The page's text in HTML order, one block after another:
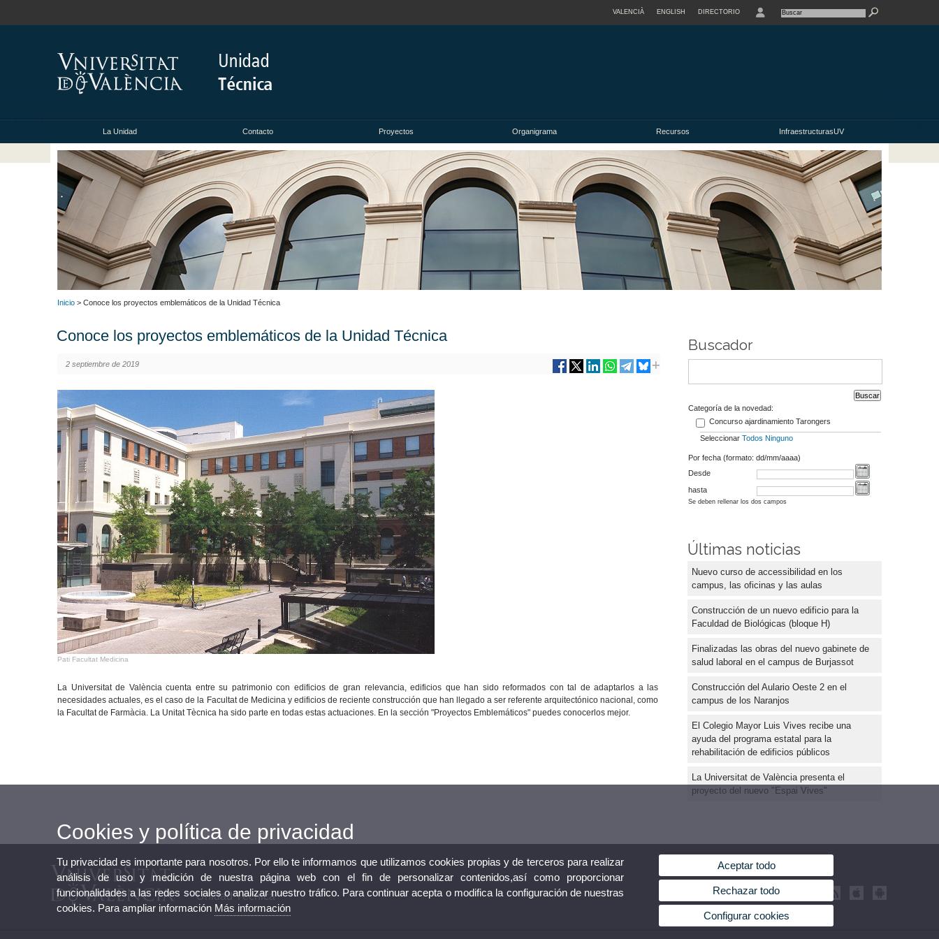
VALENCIÀ ENGLISH DIRECTORIO
La Unidad Contacto Proyectos Organigrama Recursos InfraestructurasUV
Inicio > Conoce los proyectos emblemáticos de la Unidad Técnica
Conoce los proyectos emblemáticos de la Unidad Técnica
2 septiembre de 2019
Pati Facultat Medicina
La Universitat de València cuenta entre su patrimonio con edificios de gran relevancia, edificios que han sido reformados con tal de adaptarlos a las
necesidades actuales, es el caso de la Facultat de Medicina y edificios de reciente construcción que han llegado a ser referente arquitectónico nacional, como
la Facultat de Farmàcia. La Unitat Tècnica ha sido parte en todas estas actuaciones. En la sección "Proyectos Emblemáticos" puedes conocerlos mejor.
Buscador
Categoría de la novedad:
Concurso ajardinamiento Tarongers
Seleccionar Todos Ninguno
Por fecha (formato: dd/mm/aaaa)
Desde
hasta
Se deben rellenar los dos campos
Últimas noticias
Nuevo curso de accessibilidad en los
campus, las oficinas y las aulas
Construcción de un nuevo edificio para la
Faculdad de Biológicas (bloque H)
Finalizadas las obras del nuevo gabinete de
salud laboral en el campus de Burjassot
Construcción del Aulario Oeste 2 en el
campus de los Naranjos
El Colegio Mayor Luis Vives recibe una
ayuda del programa estatal para la
rehabilitación de edificios públicos
La Universitat de València presenta el
proyecto del nuevo "Espai Vives"
Unidad Técnica
Cookies y política de privacidad
Tu privacidad es importante para nosotros. Por ello te informamos que utilizamos cookies propias y de terceros para realizar
análisis de uso y medición de nuestra página web con el fin de personalizar contenidos,así como proporcionar
funcionalidades a las redes sociales o analizar nuestro tráfico. Para continuar acepta o modifica la configuración de nuestras
cookies. Para ampliar información Más información
Aceptar todo
Rechazar todo
Configurar cookies